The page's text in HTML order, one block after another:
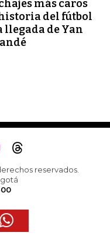
más caros
del fútbol
llegada de Yan
reservados.